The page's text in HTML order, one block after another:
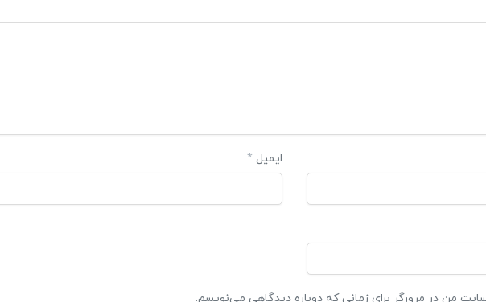
ایمیل *
من در مرورگر برای زمانی که دوباره دیدگاهی می‌نویسم.